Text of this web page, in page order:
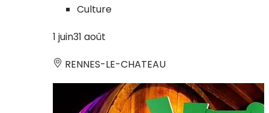
Culture
1 juin31 août
RENNES-LE-CHATEAU